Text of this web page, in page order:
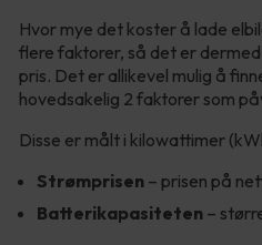
Hvor mye det koster å lade
flere faktorer, så det er
pris. Det er allikevel mulig å
hovedsakelig 2 faktorer som
Disse er målt i kilowattimer
Strømprisen – prisen på
Batterikapasiteten –